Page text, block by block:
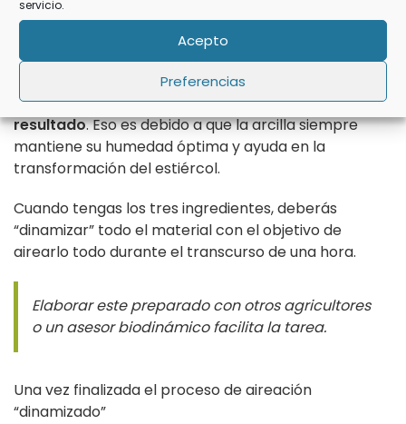
servicio.
Acepto
Preferencias
Aunque su receta nos habla de usar un recipiente de
madera,mi experiencia personales que si utilizasun
recipiente de arcilla para nuestra climatología
es más seca que en Alemania,obtendrás un mejor
resultado. Eso es debido a que la arcilla siempre
mantiene su humedad óptima y ayuda en la
transformación del estiércol.
Cuando tengas los tres ingredientes, deberás
“dinamizar” todo el material con el objetivo de
airearlo todo durante el transcurso de una hora.
Elaborar este preparado con otros agricultores
o un asesor biodinámico facilita la tarea.
Una vez finalizada el proceso de aireación
“dinamizado”